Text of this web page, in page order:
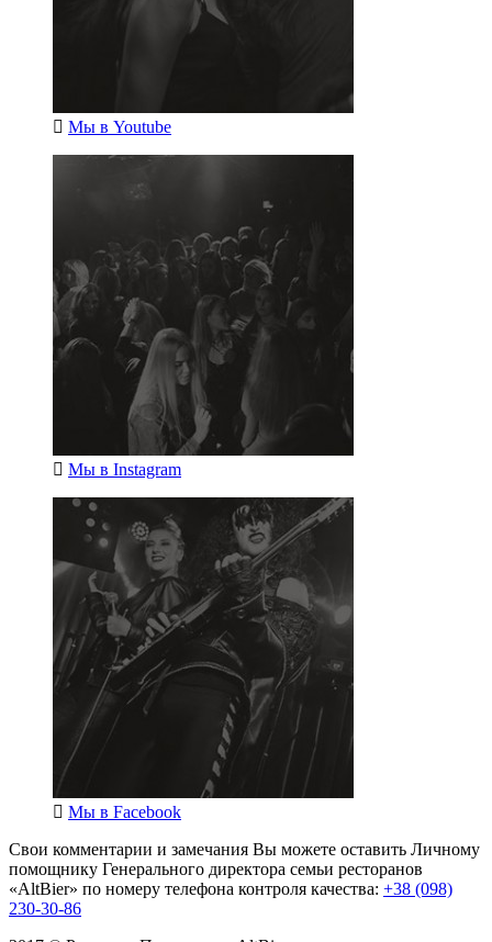
Мы в Youtube
Мы в Instagram
Мы в Facebook
Свои комментарии и замечания Вы можете оставить Личному
помощнику Генерального директора семьи ресторанов
«AltBier» по номеру телефона контроля качества: +38 (098)
230-30-86